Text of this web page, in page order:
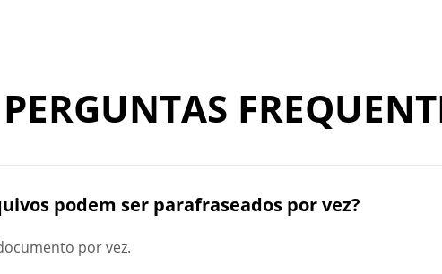
PERGUNTAS
podem ser parafraseados por vez?
por vez.